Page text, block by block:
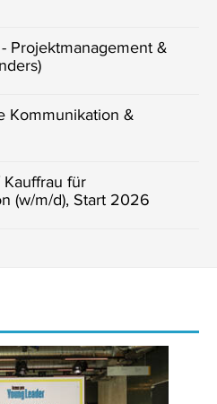
Projektmanagement &
Kommunikation &
für
(w/m/d), Start 2026